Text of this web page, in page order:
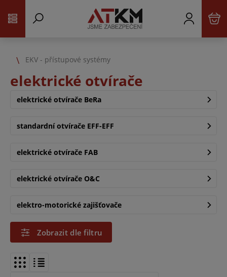
EKV - přístupové systémy
elektrické otvírače
elektrické otvírače BeRa
standardní otvírače EFF-EFF
elektrické otvírače FAB
elektrické otvírače O&C
elektro-motorické zajišťovače
Zobrazit dle filtru